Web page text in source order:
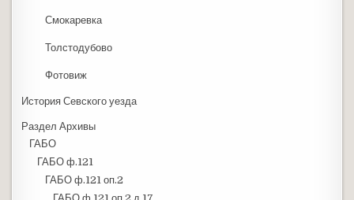
Смокаревка
Толстодубово
Фотовиж
История Севского уезда
Раздел Архивы
ГАБО
ГАБО ф.121
ГАБО ф.121 оп.2